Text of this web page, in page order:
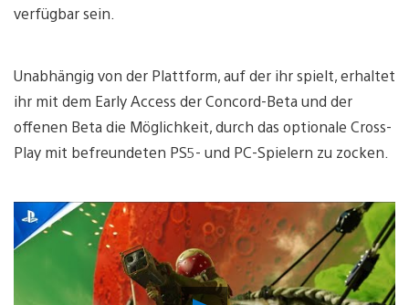
verfügbar sein.
Unabhängig von der Plattform, auf der ihr spielt, erhaltet
ihr mit dem Early Access der Concord-Beta und der
offenen Beta die Möglichkeit, durch das optionale Cross-
Play mit befreundeten PS5- und PC-Spielern zu zocken.